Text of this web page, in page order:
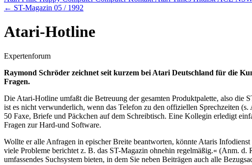
← ST-Magazin 05 / 1992
Atari-Hotline
Expertenforum
Raymond Schröder zeichnet seit kurzem bei Atari Deutschland für die
Fragen.
Die Atari-Hotline umfaßt die Betreuung der gesamten Produktpalette, also
ist es nicht verwunderlich, wenn das Telefon zu den offiziellen Sprechzeiten
50 Faxe, Briefe und Päckchen auf dem Schreibtisch. Eine Kollegin erledigt
Fragen zur Hard-und Software.
Wollte er alle Anfragen in epischer Breite beantworten, könnte Ataris
viele Probleme berichtet z. B. das ST-Magazin ohnehin regelmäßig.« (Anm.
umfassendes Suchsystem bieten, in dem Sie neben Beiträgen auch alle